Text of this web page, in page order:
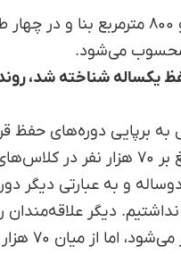
آخرین شعبه در استان بوشهر در اهرم تنگستان در
محسوب می‌شود.
یکساله شناخته شد،
برپایی دوره‌های حفظ
می‌توانند از این تجربیات استفاده کنند. باید
و به عبارتی دیگر
دیگر علاقه‌مندان